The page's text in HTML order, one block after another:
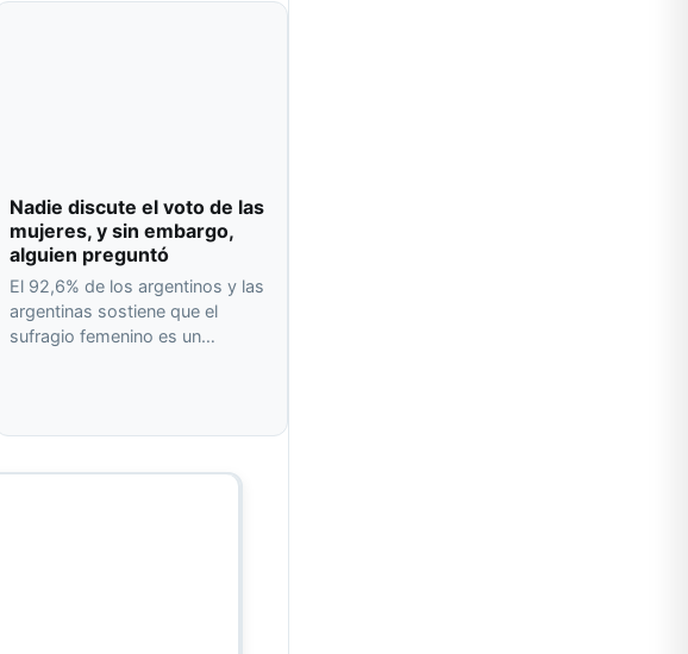
Nadie discute el voto de las
mujeres, y sin embargo,
alguien preguntó
El 92,6% de los argentinos y las
argentinas sostiene que el
sufragio femenino es un…